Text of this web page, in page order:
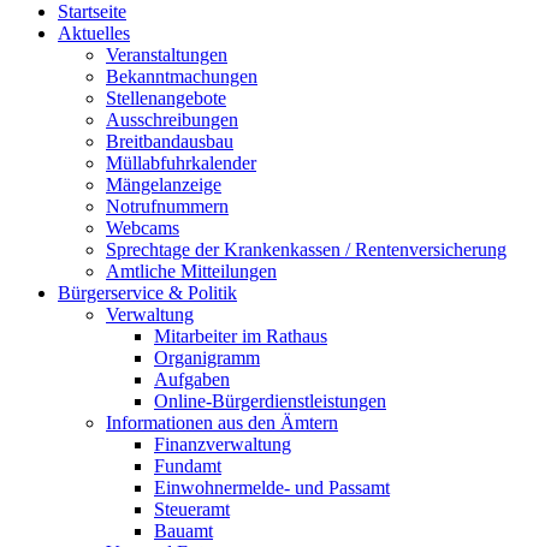
Startseite
Aktuelles
Veranstaltungen
Bekanntmachungen
Stellenangebote
Ausschreibungen
Breitbandausbau
Müllabfuhrkalender
Mängelanzeige
Notrufnummern
Webcams
Sprechtage der Krankenkassen / Rentenversicherung
Amtliche Mitteilungen
Bürgerservice & Politik
Verwaltung
Mitarbeiter im Rathaus
Organigramm
Aufgaben
Online-Bürgerdienstleistungen
Informationen aus den Ämtern
Finanzverwaltung
Fundamt
Einwohnermelde- und Passamt
Steueramt
Bauamt